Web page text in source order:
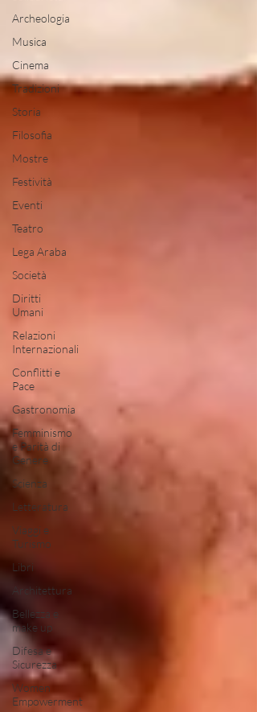
Archeologia
Musica
Cinema
Tradizioni
Storia
Filosofia
Mostre
Festività
Eventi
Teatro
Lega Araba
Società
Diritti
Umani
Relazioni
Internazionali
Conflitti e
Pace
Gastronomia
Femminismo
e Parità di
Genere
Scienza
Letteratura
Viaggi e
Turismo
Libri
Architettura
Bellezza e
make up
Difesa e
Sicurezza
Women
Empowerment